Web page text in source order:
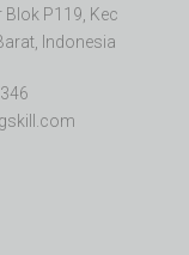
P119, Kec
Indonesia